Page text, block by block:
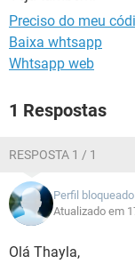
GUIA DE COMPRAS
Preciso do meu
Baixa whtsapp
Whtsapp web
1 Respostas
RESPOSTA 1 / 1
Perfil bloqueado
Atualizado em
Olá Thayla,